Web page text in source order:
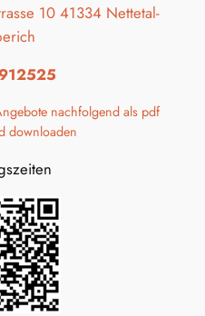
10 41334 Nettetal-
nachfolgend als pdf
downloaden